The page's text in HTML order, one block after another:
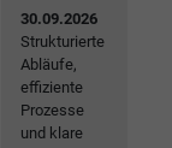
30.09.2026
Strukturierte
Abläufe,
effiziente
Prozesse
und klare